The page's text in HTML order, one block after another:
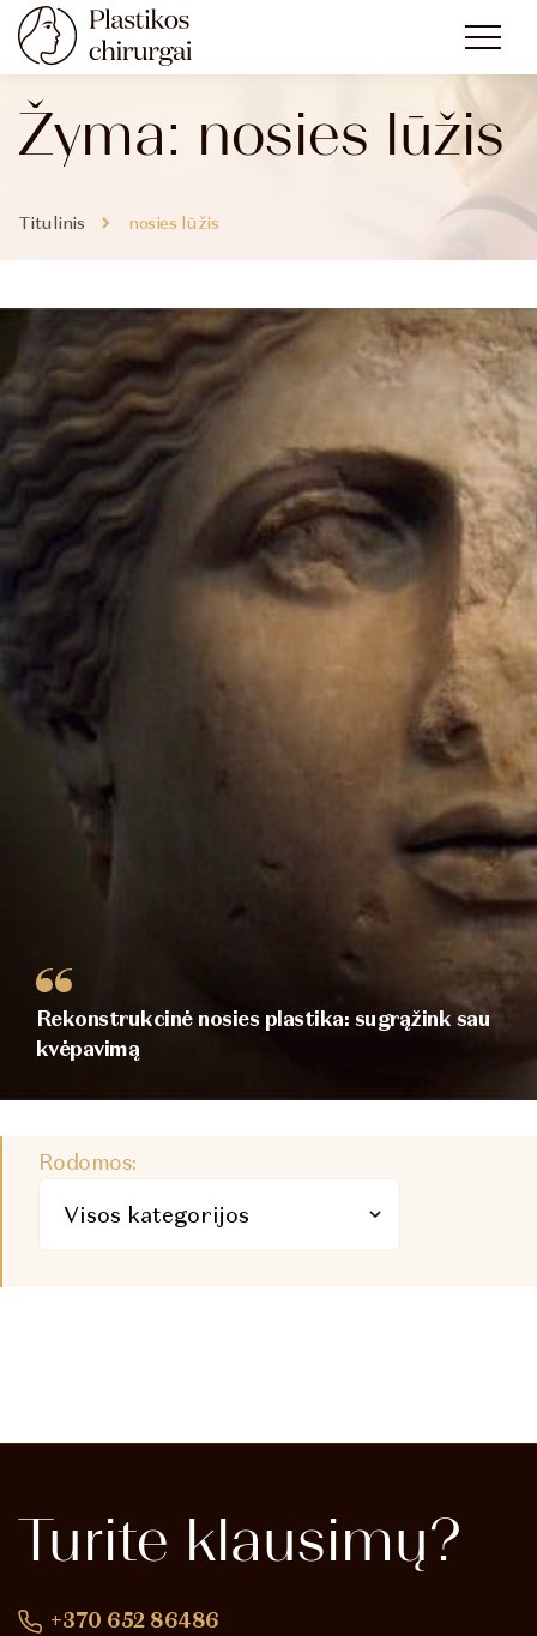
Žyma: nosies lūžis
Titulinis nosies lūžis
Rekonstrukcinė nosies plastika: sugrąžink sau
kvėpavimą
Rodomos:
Turite klausimų?
+370 652 86486